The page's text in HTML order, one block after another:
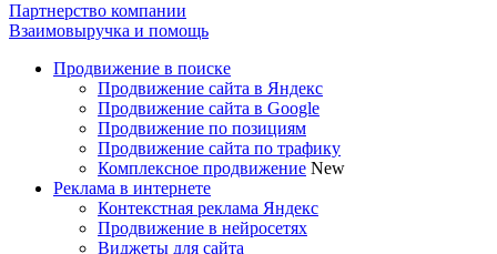
Партнерство компании
Взаимовыручка и помощь
Продвижение в поиске
Продвижение сайта в Яндекс
Продвижение сайта в Google
Продвижение по позициям
Продвижение сайта по трафику
Комплексное продвижение New
Реклама в интернете
Контекстная реклама Яндекс
Продвижение в нейросетях
Виджеты для сайта